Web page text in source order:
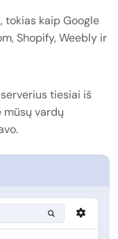
tokias kaip Google
Shopify, Weebly ir
tiesiai iš
mūsų vardų